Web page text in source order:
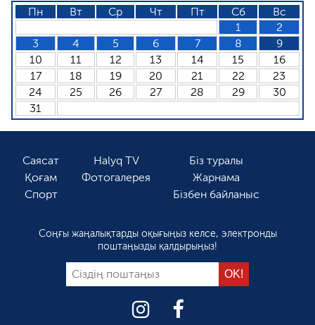
Пн Вт Ср Чт Пт Сб
Вс
1
2
3
4 5 6 7 8
9
10
11 12 13 14 15
16
17
18 19 20 21 22
23
24
25 26 27 28 29
30
31
Саясат
Қоғам
Спорт
Halyq TV
Фотогалерея
Біз туралы
Жарнама
Бізбен байланыс
Соңғы жаңалықтарды оқығыңыз келсе, электронды
поштаңызды қалдырыңыз!